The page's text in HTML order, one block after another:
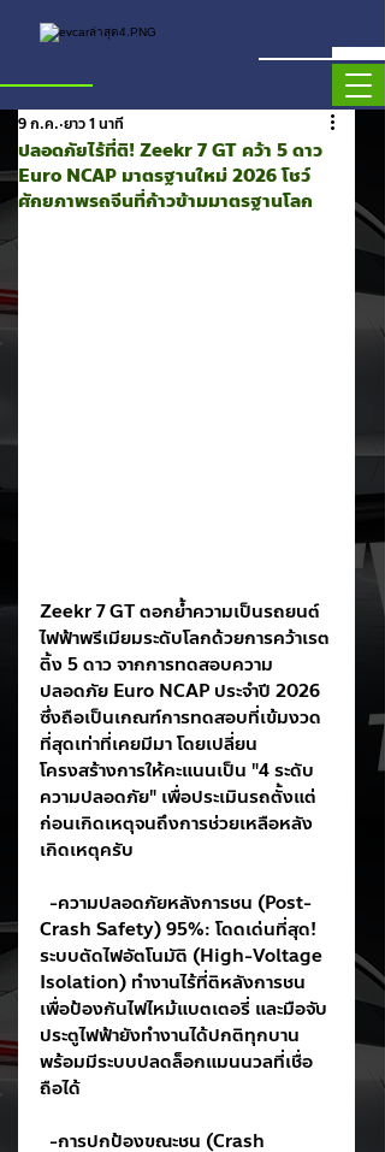
ปลอดภัยไร้ที่ติ! Zeekr 7 GT คว้า 5 ดาว
Euro NCAP มาตรฐานใหม่ 2026 โชว์
ศักยภาพรถจีนที่ก้าวข้ามมาตรฐานโลก
9 ก.ค. ยาว 1 นาที
Zeekr 7 GT ตอกย้ำความเป็นรถยนต์
ไฟฟ้าพรีเมียมระดับโลกด้วยการคว้าเรต
ติ้ง 5 ดาว จากการทดสอบความ
ปลอดภัย Euro NCAP ประจำปี 2026
ซึ่งถือเป็นเกณฑ์การทดสอบที่เข้มงวด
ที่สุดเท่าที่เคยมีมา โดยเปลี่ยน
โครงสร้างการให้คะแนนเป็น "4 ระดับ
ความปลอดภัย" เพื่อประเมินรถตั้งแต่
ก่อนเกิดเหตุจนถึงการช่วยเหลือหลัง
เกิดเหตุครับ
Crash Safety) 95%: โดดเด่นที่สุด!
ระบบตัดไฟอัตโนมัติ (High-Voltage
Isolation) ทำงานไร้ที่ติหลังการชน
เพื่อป้องกันไฟไหม้แบตเตอรี่ และมือจับ
ประตูไฟฟ้ายังทำงานได้ปกติทุกบาน
พร้อมมีระบบปลดล็อกแมนนวลที่เชื่อ
ถือได้